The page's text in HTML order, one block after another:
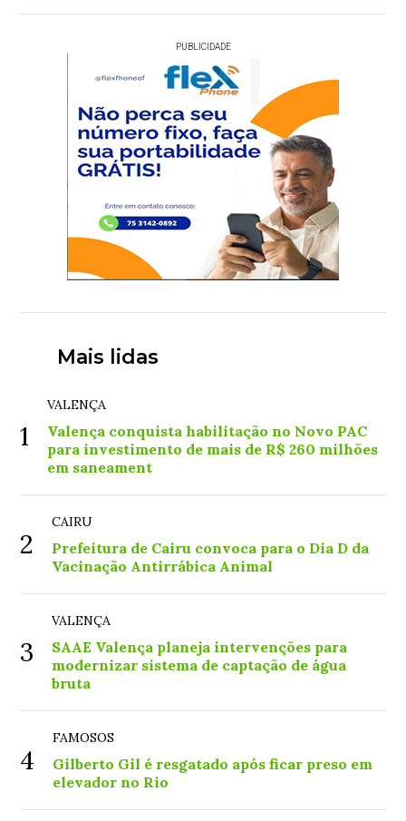
PUBLICIDADE
Mais lidas
1
VALENÇA
Valença conquista habilitação no Novo PAC
para investimento de mais de R$ 260 milhões
em saneament
2
CAIRU
Prefeitura de Cairu convoca para o Dia D da
Vacinação Antirrábica Animal
3
VALENÇA
SAAE Valença planeja intervenções para
modernizar sistema de captação de água
bruta
4
FAMOSOS
Gilberto Gil é resgatado após ficar preso em
elevador no Rio